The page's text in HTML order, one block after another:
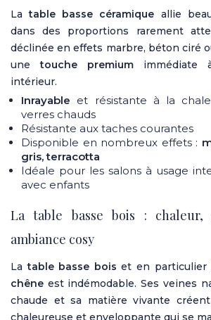
Latable basse céramique allie
dans des proportions rarement
déclinée en effets marbre, béton ciré
unetouche premium immédiate
intérieur.
Inrayable et résistante à la
verres chauds
Résistante aux taches courantes
Disponible en nombreux effets :
gris, terracotta
Idéale pour les salons à usage
avec enfants
La table basse bois :
ambiance cosy
Latable basse bois et en
chêne est indémodable. Ses veines
chaude et sa matière vivante
chaleureuse et enveloppante qui se